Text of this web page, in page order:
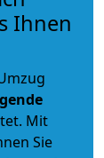
Ihnen
Mit
Sie